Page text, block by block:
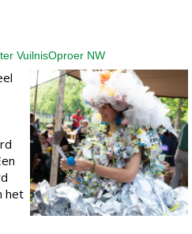
VuilnisOproer NW
het